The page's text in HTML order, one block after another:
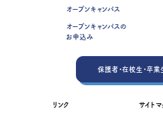
オープンキャンパス
オープンキャンパスの
お申込み
保護者・在校生・卒
リンク サイトマ